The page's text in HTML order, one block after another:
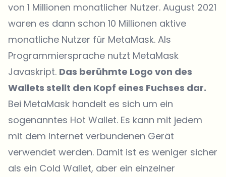
von 1 Millionen monatlicher Nutzer. August 2021
waren es dann schon 10 Millionen aktive
monatliche Nutzer für MetaMask. Als
Programmiersprache nutzt MetaMask
Javaskript. Das berühmte Logo von des
Wallets stellt den Kopf eines Fuchses dar.
Bei MetaMask handelt es sich um ein
sogenanntes Hot Wallet. Es kann mit jedem
mit dem Internet verbundenen Gerät
verwendet werden. Damit ist es weniger sicher
als ein Cold Wallet, aber ein einzelner